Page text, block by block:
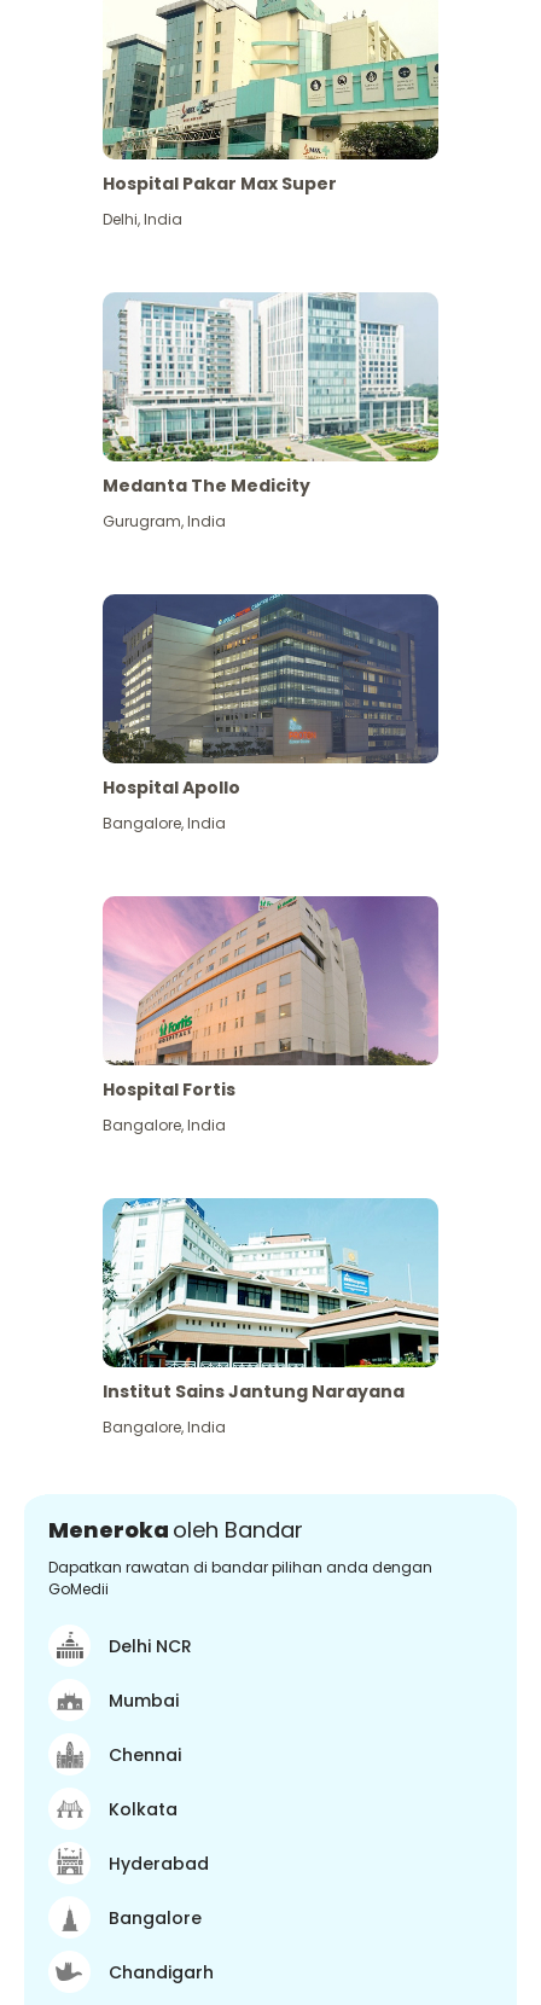
Hospital Pakar Max Super
Delhi,India
Medanta The Medicity
Gurugram,India
Hospital Apollo
Bangalore,India
Hospital Fortis
Bangalore,India
Institut Sains Jantung Narayana
Bangalore,India
Meneroka oleh Bandar
Dapatkan rawatan di bandar pilihan anda dengan
GoMedii
Delhi NCR
Mumbai
Chennai
Kolkata
Hyderabad
Bangalore
Chandigarh